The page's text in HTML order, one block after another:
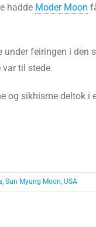
hadde Moder Moon
feiringen i den
var til stede.
og sikhisme deltok i
Sun Myung Moon USA